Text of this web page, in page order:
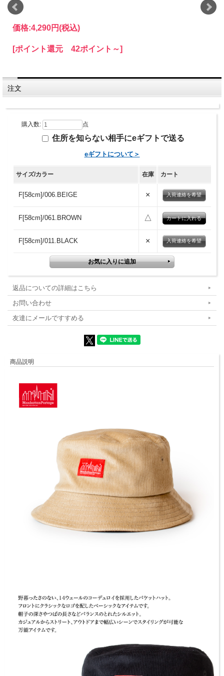
価格:4,290円(税込)
[ポイント還元 42ポイント～]
注文
購入数: 点
住所を知らない相手にeギフトで送る
eギフトについて＞
サイズ/カラー 在庫 カート
F[58cm]/006.BEIGE × 入荷連絡を希望
F[58cm]/061.BROWN △
F[58cm]/011.BLACK × 入荷連絡を希望
返品についての詳細はこちら
お問い合わせ
友達にメールですすめる
商品説明